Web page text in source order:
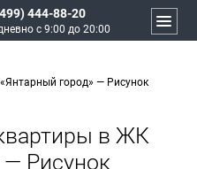
444-88-20
с 9:00 до 20:00
город» — Рисунок
в ЖК
— Рисунок